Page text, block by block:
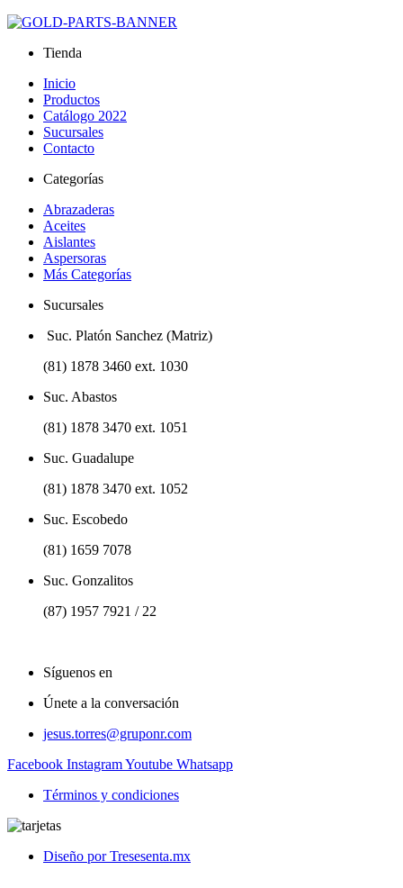
Tienda
Inicio
Productos
Catálogo 2022
Sucursales
Contacto
Categorías
Abrazaderas
Aceites
Aislantes
Aspersoras
Más Categorías
Sucursales
Suc. Platón Sanchez (Matriz)
(81) 1878 3460 ext. 1030
Suc. Abastos
(81) 1878 3470 ext. 1051
Suc. Guadalupe
(81) 1878 3470 ext. 1052
Suc. Escobedo
(81) 1659 7078
Suc. Gonzalitos
(87) 1957 7921 / 22
Síguenos en
Únete a la conversación
jesus.torres@gruponr.com
Facebook InstagramYoutube Whatsapp
Términos y condiciones
Diseño por Tresesenta.mx